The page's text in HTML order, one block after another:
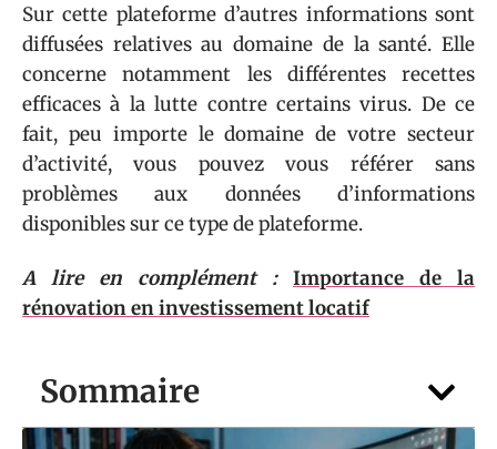
Sommaire
Sur cette plateforme d’autres informations sont
diffusées relatives au domaine de la santé. Elle
concerne notamment les différentes recettes
efficaces à la lutte contre certains virus. De ce
fait, peu importe le domaine de votre secteur
d’activité, vous pouvez vous référer sans
problèmes aux données d’informations
disponibles sur ce type de plateforme.
A lire en complément :
Importance de la
rénovation en investissement locatif